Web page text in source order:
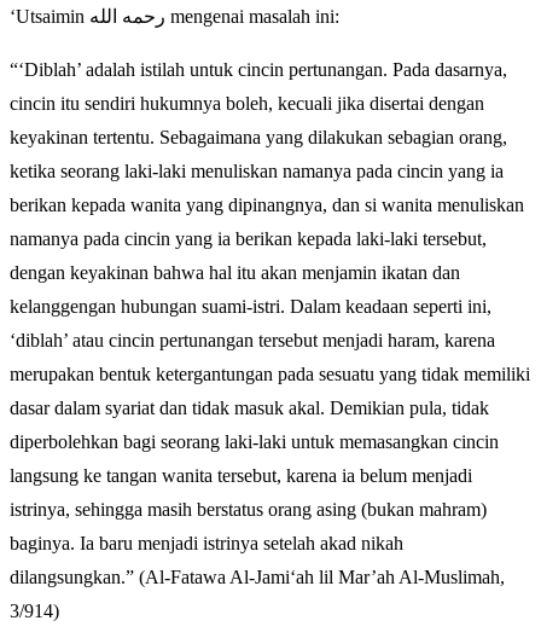
‘Utsaimin رحمه الله mengenai masalah ini:
“‘Diblah’ adalah istilah untuk cincin pertunangan. Pada dasarnya,
cincin itu sendiri hukumnya boleh, kecuali jika disertai dengan
keyakinan tertentu. Sebagaimana yang dilakukan sebagian orang,
ketika seorang laki-laki menuliskan namanya pada cincin yang ia
berikan kepada wanita yang dipinangnya, dan si wanita menuliskan
namanya pada cincin yang ia berikan kepada laki-laki tersebut,
dengan keyakinan bahwa hal itu akan menjamin ikatan dan
kelanggengan hubungan suami-istri. Dalam keadaan seperti ini,
‘diblah’ atau cincin pertunangan tersebut menjadi haram, karena
merupakan bentuk ketergantungan pada sesuatu yang tidak memiliki
dasar dalam syariat dan tidak masuk akal. Demikian pula, tidak
diperbolehkan bagi seorang laki-laki untuk memasangkan cincin
langsung ke tangan wanita tersebut, karena ia belum menjadi
istrinya, sehingga masih berstatus orang asing (bukan mahram)
baginya. Ia baru menjadi istrinya setelah akad nikah
dilangsungkan.” (Al-Fatawa Al-Jami‘ah lil Mar’ah Al-Muslimah,
3/914)